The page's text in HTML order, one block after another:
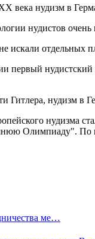
века нудизм в
нудистов очень
искали отдельных
первый нудистский
Гитлера, нудизм в
нудизма
Олимпиаду". По
ме…